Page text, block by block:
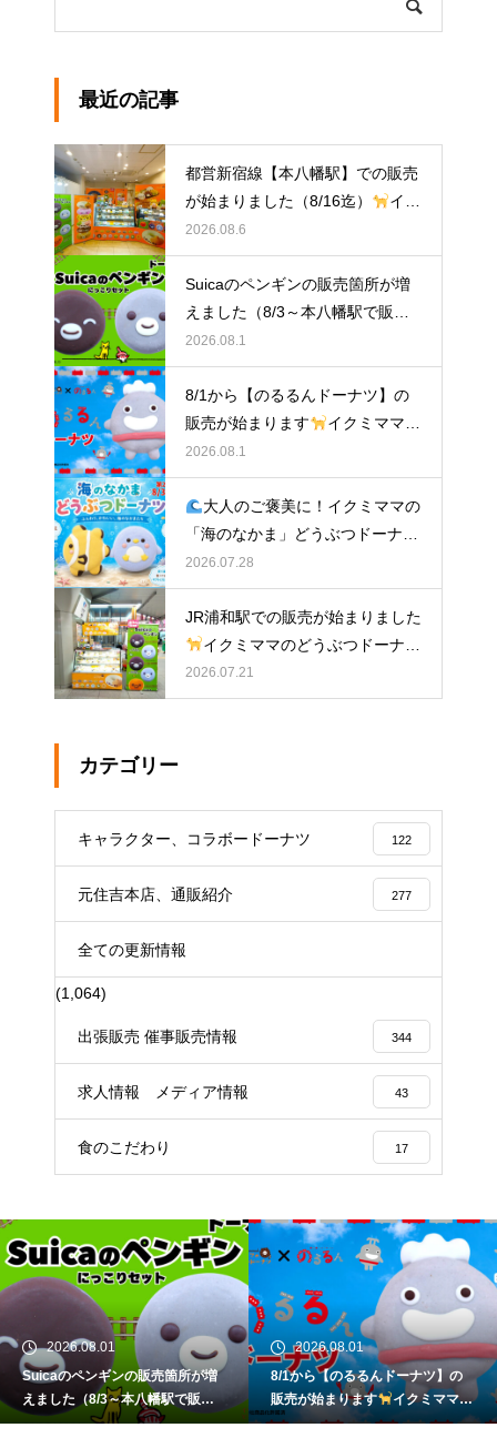
最近の記事
都営新宿線【本八幡駅】での販売
が始まりました（8/16迄）
イク
ミママのどうぶつドーナツ
2026.08.6
Suicaのペンギンの販売箇所が増
えました（8/3～本八幡駅で販
売）
イクミママのどうぶつドー
ナツ
2026.08.1
8/1から【のるるんドーナツ】の
販売が始まります
イクミママの
どうぶつドーナツ
2026.08.1
大人のご褒美に！イクミママの
「海のなかま」どうぶつドーナツ
が元住吉に登場
2026.07.28
JR浦和駅での販売が始まりました
イクミママのどうぶつドーナツ
2026.07.21
カテゴリー
キャラクター、コラボードーナツ 122
元住吉本店、通販紹介 277
全ての更新情報
(1,064)
出張販売 催事販売情報 344
求人情報 メディア情報 43
食のこだわり 17
2026.08.01
Suicaのペンギンの販売箇所が増
えました（8/3～本八幡駅で販
売）
イクミママのどうぶつドー
2026.08.01
8/1から【のるるんドーナツ】の
販売が始まります
イクミママの
どうぶつドーナツ